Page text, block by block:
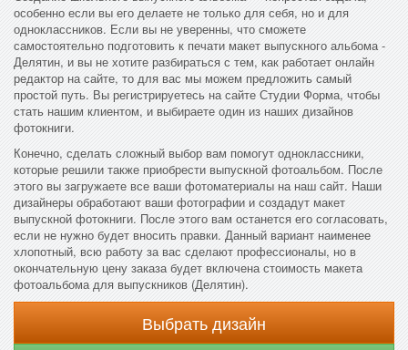
особенно если вы его делаете не только для себя, но и для
одноклассников. Если вы не уверенны, что сможете
самостоятельно подготовить к печати макет выпускного альбома -
Делятин, и вы не хотите разбираться с тем, как работает онлайн
редактор на сайте, то для вас мы можем предложить самый
простой путь. Вы регистрируетесь на сайте Студии Форма, чтобы
стать нашим клиентом, и выбираете один из наших дизайнов
фотокниги.
Конечно, сделать сложный выбор вам помогут одноклассники,
которые решили также приобрести выпускной фотоальбом. После
этого вы загружаете все ваши фотоматериалы на наш сайт. Наши
дизайнеры обработают ваши фотографии и создадут макет
выпускной фотокниги. После этого вам останется его согласовать,
если не нужно будет вносить правки. Данный вариант наименее
хлопотный, всю работу за вас сделают профессионалы, но в
окончательную цену заказа будет включена стоимость макета
фотоальбома для выпускников (Делятин).
Выбрать дизайн